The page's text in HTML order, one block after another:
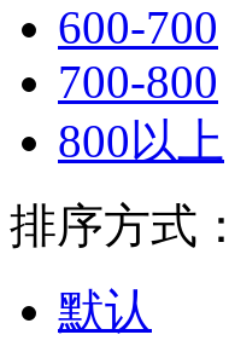
600-700
700-800
800以上
排序方式：
默认